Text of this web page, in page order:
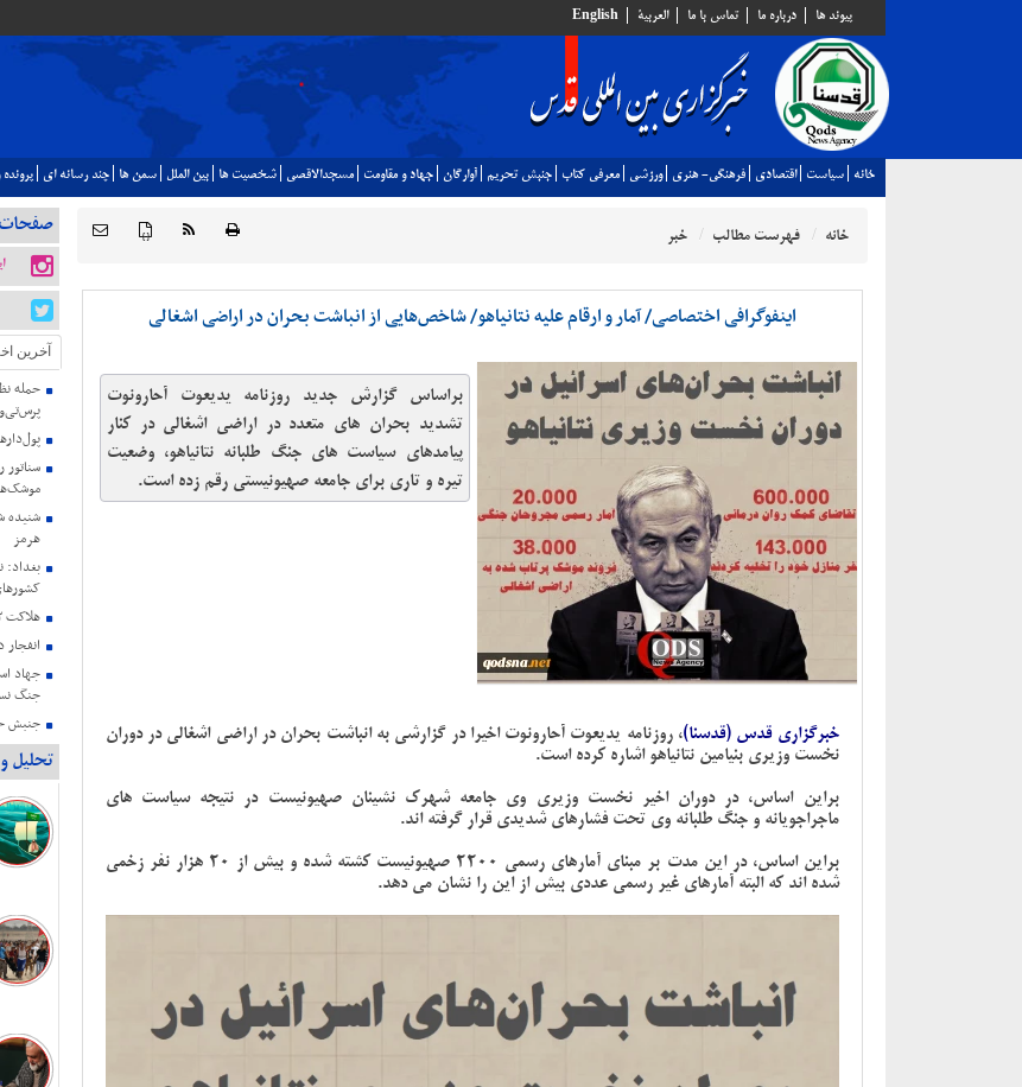
پيوند ها درباره ما تماس با ما العربية English
خانه سياست اقتصادي فرهنگي- هنري ورزشي معرفي كتاب جنبش تحريم آوارگان جهاد و مقاومت مسجدالاقصي شخصيت ها بين الملل سمن ها چند رسانه اي پرونده
{ } خانه فهرست مطالب خبر
اینفوگرافی اختصاصی/ آمار و ارقام علیه نتانیاهو/ شاخص‌هایی از انباشت بحران در اراضی اشغالی
براساس گزارش جدید روزنامه یدیعوت آحارونوت
تشدید بحران های متعدد در اراضی اشغالی در کنار
پیامدهای سیاست های جنگ طلبانه نتانیاهو، وضعیت
تیره و تاری برای جامعه صهیونیستی رقم زده است.
خبرگزاری قدس (قدسنا)، روزنامه یدیعوت آحارونوت اخیرا در گزارشی به انباشت بحران در اراضی اشغالی در دوران
نخست وزیری بنیامین نتانیاهو اشاره کرده است.
براین اساس، در دوران اخیر نخست وزیری وی جامعه شهرک نشینان صهیونیست در نتیجه سیاست های
ماجراجویانه و جنگ طلبانه وی تحت فشارهای شدیدی قرار گرفته اند.
براین اساس، در این مدت بر مبنای آمارهای رسمی 2200 صهیونیست کشته شده و بیش از 20 هزار نفر زخمی
شده اند که البته آمارهای غیر رسمی عددی بیش از این را نشان می دهد.
صفحات
آخرین
حمله
سناتور
شنیده
هرمز
بغداد:
هلاکت ۲ نظامی صهیونیستی در جنوب لبنان
جنگ
جنبش
پایبندیم
دارند
حمایت
شهادت
تحلیل